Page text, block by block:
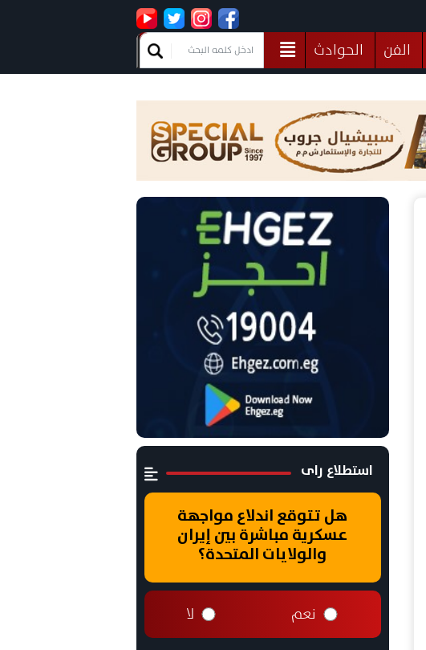
الفن
الحوادث
منوعات
استطلاع راى
هل تتوقع اندلاع مواجهة
عسكرية مباشرة بين إيران
والولايات المتحدة؟
نعم لا